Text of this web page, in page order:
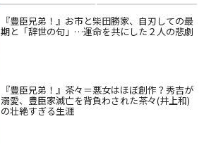
『豊臣兄弟！』お市と柴田勝家、自刃しての最
期と「辞世の句」…運命を共にした２人の悲劇
『豊臣兄弟！』茶々＝悪女はほぼ創作？秀吉が
溺愛、豊臣家滅亡を背負わされた茶々(井上和)
の壮絶すぎる生涯